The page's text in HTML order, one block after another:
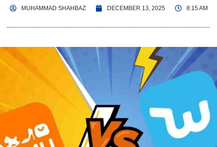
MUHAMMAD SHAHBAZ DECEMBER 13, 2025 8:15 AM